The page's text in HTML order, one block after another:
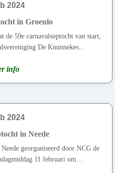
2024
in Groenlo
de 59e carnavalsoptocht van start,
De Knunnekes...
info
2024
in Neede
georganiseerd door NCG de
11 februari om...